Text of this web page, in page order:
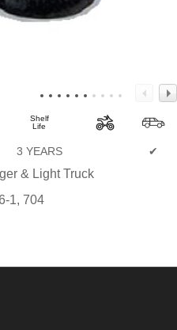
Shelf
Life
3 YEARS ✔
& Light Truck
1, 704